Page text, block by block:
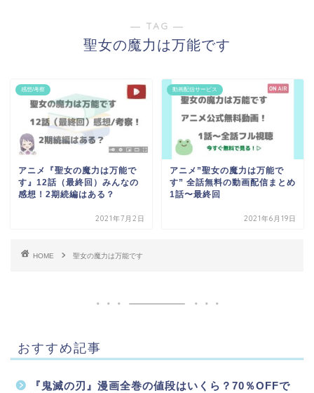
― TAG ―
聖女の魔力は万能です
感想/考察
アニメ『聖女の魔力は万能で
す』12話（最終回）みんなの
感想！2期続編はある？
2021年7月2日
動画配信サービス
アニメ”聖女の魔力は万能で
す” 全話無料の動画配信まとめ
1話〜最終回
2021年6月19日
HOME 聖女の魔力は万能です
おすすめ記事
『鬼滅の刃』漫画全巻の値段はいくら？70％OFFで